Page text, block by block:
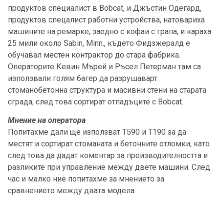
продуктов специалист в Bobcat, и Джъстин Одегард,
продуктов спецалист работни устройства, натовариха
машините на ремарке, заедно с кофаи с грапа, и караха
25 мили около Sabin, Minn., където Фидзжералд е
обучавал местен контрактор до стара фабрика.
Операторите Кевин Мърей и Ръсел Петерман там са
използвали голям багер да разрушаварт
стоманобетонна структура и масивни стени на старата
сграда, след това сортират отпадъците с Bobcat.
Мнение на оператора
Попитахме дали ще използват Т590 и Т190 за да
местят и сортират стоманата и бетонните отломки, като
след това да дадат коментар за производителността и
разликите при управление между двете машини. След
час и малко ние попитахме за мнението за
сравнението между двата модела.